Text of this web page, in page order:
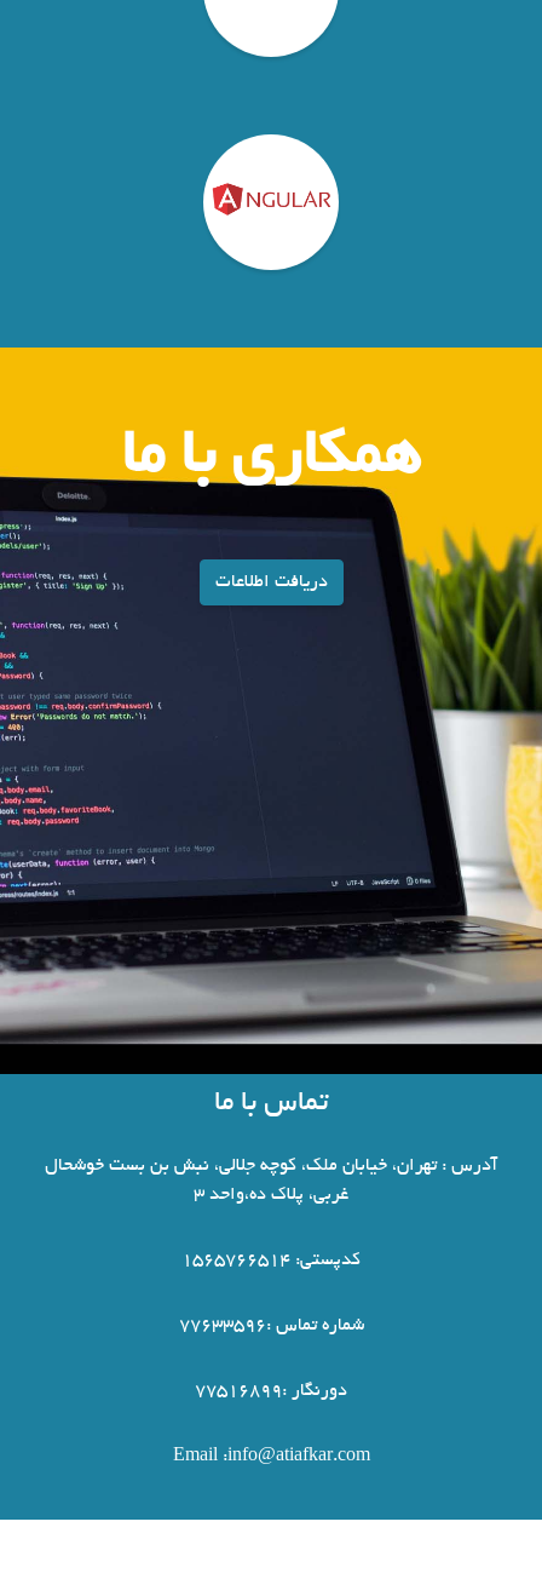
همکاری با ما
دریافت اطلاعات
تماس با ما
آدرس : تهران، خیابان ملک، کوچه جلالی، نبش بن بست خوشحال
غربی، پلاک ده،واحد 3
کدپستی: 1565766514
شماره تماس :77633596
دورنگار :77516899
Email :info@atiafkar.com